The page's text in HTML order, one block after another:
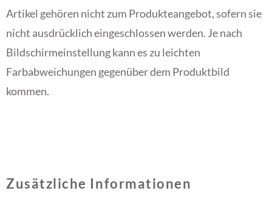
Artikel gehören nicht zum Produkteangebot, sofern sie
nicht ausdrücklich eingeschlossen werden. Je nach
Bildschirmeinstellung kann es zu leichten
Farbabweichungen gegenüber dem Produktbild
kommen.
Zusätzliche Informationen